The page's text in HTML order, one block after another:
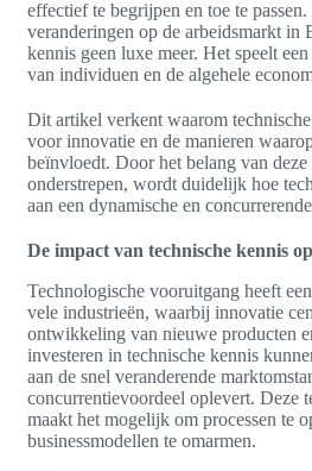
effectief te begrijpen en toe te
veranderingen op de arbeidsmarkt in
kennis geen luxe meer. Het speelt
van individuen en de algehele
Dit artikel verkent waarom
voor innovatie en de manieren
beïnvloedt. Door het belang van deze
onderstrepen, wordt duidelijk hoe
aan een dynamische en
De impact van technische kennis
Technologische vooruitgang heeft
vele industrieën, waarbij innovatie
ontwikkeling van nieuwe producten
investeren in technische kennis
aan de snel veranderende
concurrentievoordeel oplevert. Deze
maakt het mogelijk om processen te
businessmodellen te omarmen.